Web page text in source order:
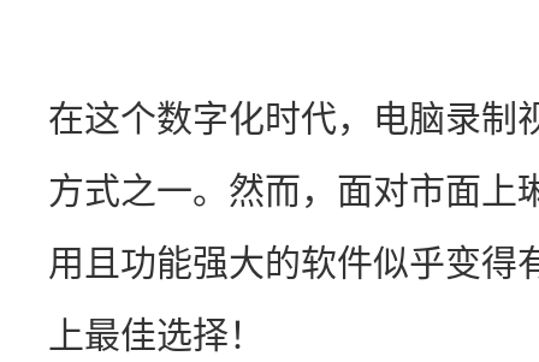
在这个数字化时代，电脑录制
方式之一。然而，面对市面上
用且功能强大的软件似乎变得
上最佳选择！